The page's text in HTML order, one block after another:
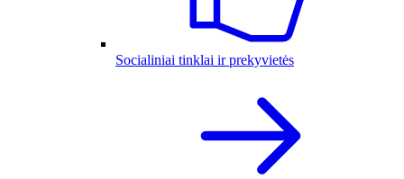
Socialiniai tinklai ir prekyvietės